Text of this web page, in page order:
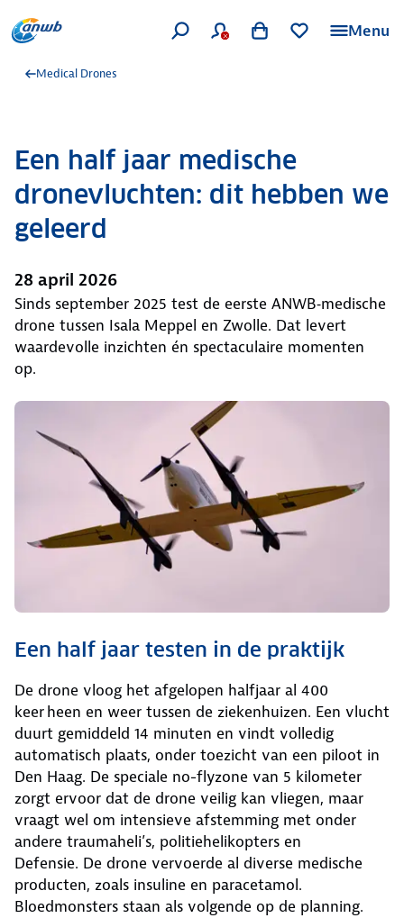
Menu
Medical Drones
Een half jaar medische
dronevluchten: dit hebben we
geleerd
28 april 2026
Sinds september 2025 test de eerste ANWB‑medische
drone tussen Isala Meppel en Zwolle. Dat levert
waardevolle inzichten én spectaculaire momenten
op.
Een half jaar testen in de praktijk
De drone vloog het afgelopen halfjaar al 400
keer heen en weer tussen de ziekenhuizen. Een vlucht
duurt gemiddeld 14 minuten en vindt volledig
automatisch plaats, onder toezicht van een piloot in
Den Haag. De speciale no-flyzone van 5 kilometer
zorgt ervoor dat de drone veilig kan vliegen, maar
vraagt wel om intensieve afstemming met onder
andere traumaheli’s, politiehelikopters en
Defensie. De drone vervoerde al diverse medische
producten, zoals insuline en paracetamol.
Bloedmonsters staan als volgende op de planning.